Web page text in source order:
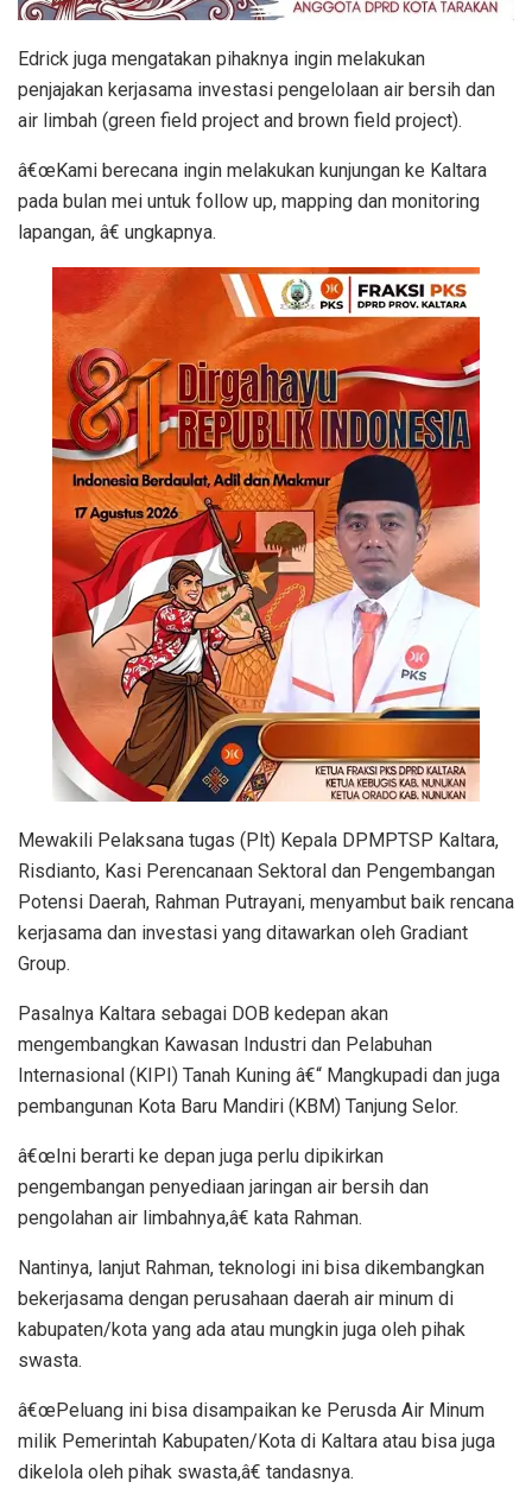
Edrick juga mengatakan pihaknya ingin melakukan
penjajakan kerjasama investasi pengelolaan air bersih dan
air limbah (green field project and brown field project).
â€œKami berecana ingin melakukan kunjungan ke Kaltara
pada bulan mei untuk follow up, mapping dan monitoring
lapangan, â€ ungkapnya.
Mewakili Pelaksana tugas (Plt) Kepala DPMPTSP Kaltara,
Risdianto, Kasi Perencanaan Sektoral dan Pengembangan
Potensi Daerah, Rahman Putrayani, menyambut baik rencana
kerjasama dan investasi yang ditawarkan oleh Gradiant
Group.
Pasalnya Kaltara sebagai DOB kedepan akan
mengembangkan Kawasan Industri dan Pelabuhan
Internasional (KIPI) Tanah Kuning â€“ Mangkupadi dan juga
pembangunan Kota Baru Mandiri (KBM) Tanjung Selor.
â€œIni berarti ke depan juga perlu dipikirkan
pengembangan penyediaan jaringan air bersih dan
pengolahan air limbahnya,â€ kata Rahman.
Nantinya, lanjut Rahman, teknologi ini bisa dikembangkan
bekerjasama dengan perusahaan daerah air minum di
kabupaten/kota yang ada atau mungkin juga oleh pihak
swasta.
â€œPeluang ini bisa disampaikan ke Perusda Air Minum
milik Pemerintah Kabupaten/Kota di Kaltara atau bisa juga
dikelola oleh pihak swasta,â€ tandasnya.